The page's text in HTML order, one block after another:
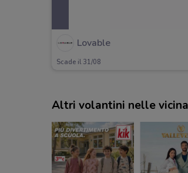
Lovable
Scade il 31/08
Altri volantini nelle